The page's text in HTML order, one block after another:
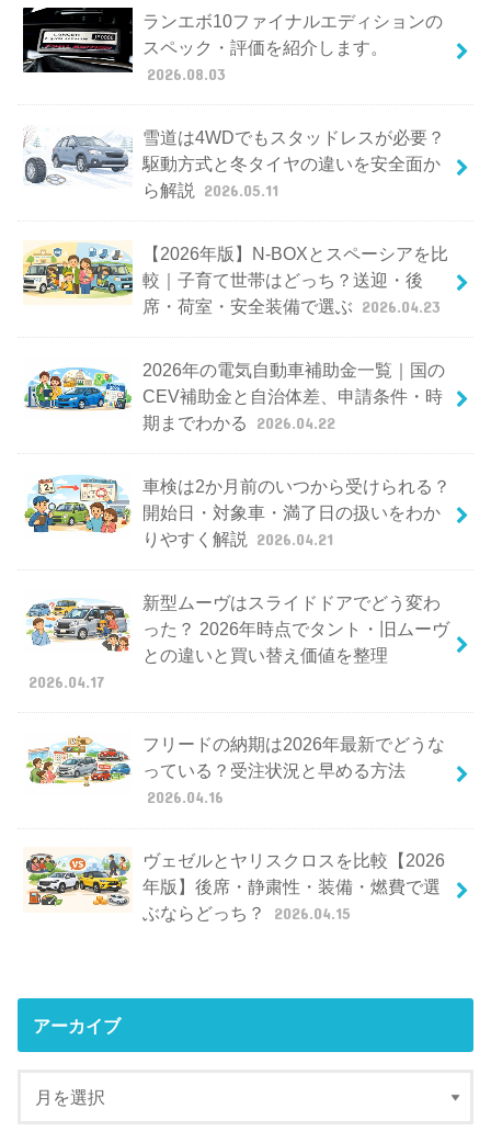
ランエボ10ファイナルエディションの
スペック・評価を紹介します。
2026.08.03
雪道は4WDでもスタッドレスが必要？
駆動方式と冬タイヤの違いを安全面か
ら解説
2026.05.11
【2026年版】N-BOXとスペーシアを比
較｜子育て世帯はどっち？送迎・後
席・荷室・安全装備で選ぶ 2026.04.23
2026年の電気自動車補助金一覧｜国の
CEV補助金と自治体差、申請条件・時
期までわかる
2026.04.22
車検は2か月前のいつから受けられる？
開始日・対象車・満了日の扱いをわか
りやすく解説
2026.04.21
新型ムーヴはスライドドアでどう変わ
った？ 2026年時点でタント・旧ムーヴ
との違いと買い替え価値を整理
2026.04.17
フリードの納期は2026年最新でどうな
っている？受注状況と早める方法
2026.04.16
ヴェゼルとヤリスクロスを比較【2026
年版】後席・静粛性・装備・燃費で選
ぶならどっち？
2026.04.15
アーカイブ